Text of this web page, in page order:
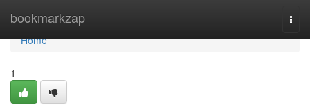
bookmarkzap
Home
Home
1